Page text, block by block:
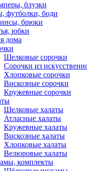
блузки
футболки, боди
брюки
юбки
дома
Шелковые сорочки
Сорочки из
Хлопковые сорочки
Вискозные сорочки
Кружевные сорочки
Шелковые халаты
Атласные халаты
Кружевные халаты
Вискозные халаты
Хлопковые халаты
Велюровые халаты
комплекты